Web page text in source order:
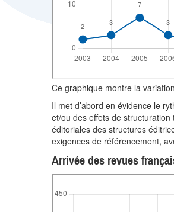
Ce graphique montre la
Il met d’abord en évidence le
et/ou des effets de
éditoriales des structures
exigences de référencement,
Arrivée des revues